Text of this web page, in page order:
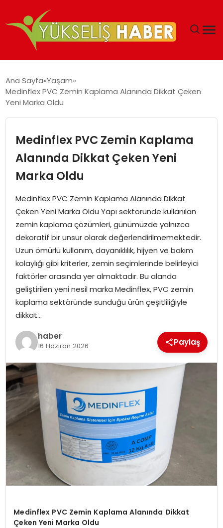
MALIYETLERINI AZALTIYOR’
Ana Sayfa Yaşam
Medinflex PVC Zemin Kaplama Alanında Dikkat Çeken
Yeni Marka Oldu
Medinflex PVC Zemin Kaplama
Alanında Dikkat Çeken Yeni
Marka Oldu
Medinflex PVC Zemin Kaplama Alanında Dikkat
Çeken Yeni Marka Oldu Yapı sektöründe kullanılan
zemin kaplama çözümleri, günümüzde yalnızca
dekoratif bir unsur olarak değerlendirilmemektedir.
Uzun ömürlü kullanım, dayanıklılık, hijyen ve bakım
kolaylığı gibi kriterler, zemin seçimlerinde belirleyici
faktörler arasında yer almaktadır. Bu alanda
geliştirilen yeni nesil marka Medinflex, PVC zemin
kaplama sektöründe sunduğu ürün çeşitliliğiyle
dikkat…
haber
16 Haziran 2026 Paylaş
Medinflex PVC Zemin Kaplama Alanında Dikkat
Çeken Yeni Marka Oldu